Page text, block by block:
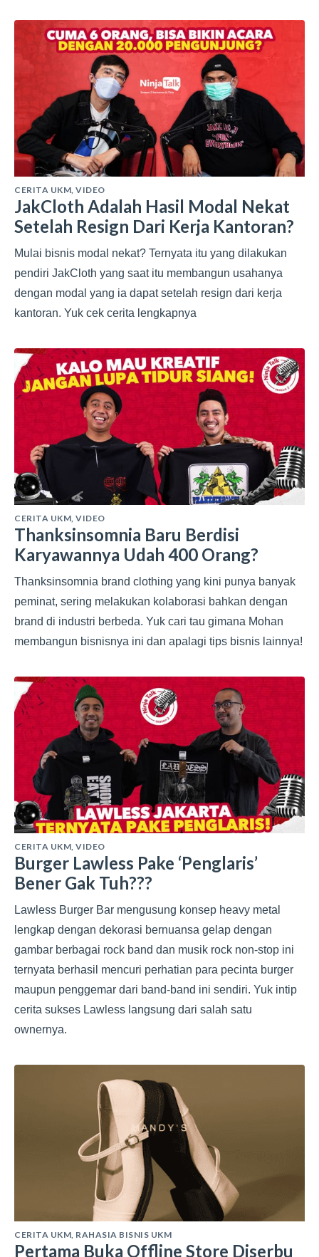
CERITA UKM, VIDEO
JakCloth Adalah Hasil Modal Nekat
Setelah Resign Dari Kerja Kantoran?
Mulai bisnis modal nekat? Ternyata itu yang dilakukan
pendiri JakCloth yang saat itu membangun usahanya
dengan modal yang ia dapat setelah resign dari kerja
kantoran. Yuk cek cerita lengkapnya
CERITA UKM, VIDEO
Thanksinsomnia Baru Berdisi
Karyawannya Udah 400 Orang?
Thanksinsomnia brand clothing yang kini punya banyak
peminat, sering melakukan kolaborasi bahkan dengan
brand di industri berbeda. Yuk cari tau gimana Mohan
membangun bisnisnya ini dan apalagi tips bisnis lainnya!
CERITA UKM, VIDEO
Burger Lawless Pake ‘Penglaris’
Bener Gak Tuh???
Lawless Burger Bar mengusung konsep heavy metal
lengkap dengan dekorasi bernuansa gelap dengan
gambar berbagai rock band dan musik rock non-stop ini
ternyata berhasil mencuri perhatian para pecinta burger
maupun penggemar dari band-band ini sendiri. Yuk intip
cerita sukses Lawless langsung dari salah satu
ownernya.
CERITA UKM, RAHASIA BISNIS UKM
Pertama Buka Offline Store Diserbu